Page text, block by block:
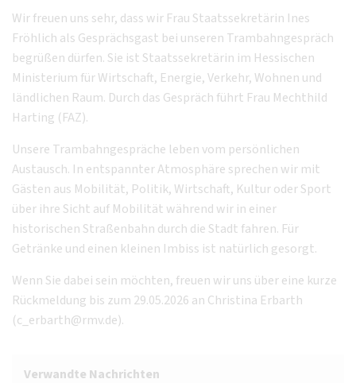
Wir freuen uns sehr, dass wir Frau Staatssekretärin Ines
Fröhlich als Gesprächsgast bei unseren Trambahngespräch
begrüßen dürfen. Sie ist Staatssekretärin im Hessischen
Ministerium für Wirtschaft, Energie, Verkehr, Wohnen und
ländlichen Raum. Durch das Gespräch führt Frau Mechthild
Harting (FAZ).
Unsere Trambahngespräche leben vom persönlichen
Austausch. In entspannter Atmosphäre sprechen wir mit
Gästen aus Mobilität, Politik, Wirtschaft, Kultur oder Sport
über ihre Sicht auf Mobilität während wir in einer
historischen Straßenbahn durch die Stadt fahren. Für
Getränke und einen kleinen Imbiss ist natürlich gesorgt.
Wenn Sie dabei sein möchten, freuen wir uns über eine kurze
Rückmeldung bis zum 29.05.2026 an Christina Erbarth
(c_erbarth@rmv.de).
Verwandte Nachrichten